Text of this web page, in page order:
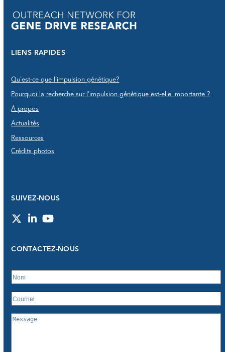
LIENS RAPIDES
Qu'est-ce que l’impulsion génétique?
Pourquoi la recherche sur l’impulsion génétique est-elle importante ?
À propos
Actualités
Ressources
Crédits photos
SUIVEZ-NOUS
TwitterLinkedInYouTube
CONTACTEZ-NOUS